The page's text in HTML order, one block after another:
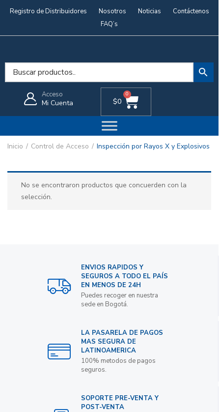
Registro de Distribuidores Nosotros Noticias
Contáctenos
FAQ’s
Acceso
Mi Cuenta $0
0
Inicio Control de Acceso Inspección por Rayos X y Explosivos
No se encontraron productos que concuerden con la
selección.
ENVIOS RAPIDOS Y
SEGUROS A TODO EL PAÍS
EN MENOS DE 24H
Puedes recoger en nuestra
sede en Bogotá.
LA PASARELA DE PAGOS
MAS SEGURA DE
LATINOAMERICA
100% metodos de pagos
seguros.
SOPORTE PRE-VENTA Y
POST-VENTA